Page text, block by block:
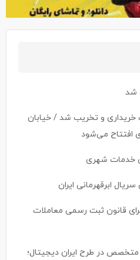
شد
خریداری و تخریب شد / خیابان
خدمات شهری
ابرقهرمانی ایران
قانون ثبت رسمی معاملات
۵۰۰ هزار متخصص در طرح ایران دیجیتال؛